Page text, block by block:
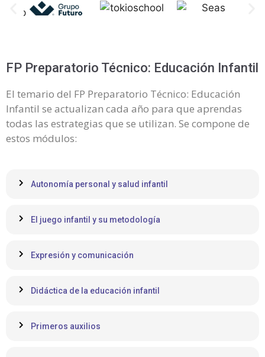
FP Preparatorio Técnico: Educación Infantil
El temario del FP Preparatorio Técnico: Educación
Infantil se actualizan cada año para que aprendas
todas las estrategias que se utilizan. Se compone de
estos módulos:
Autonomía personal y salud infantil
El juego infantil y su metodología
Expresión y comunicación
Didáctica de la educación infantil
Primeros auxilios